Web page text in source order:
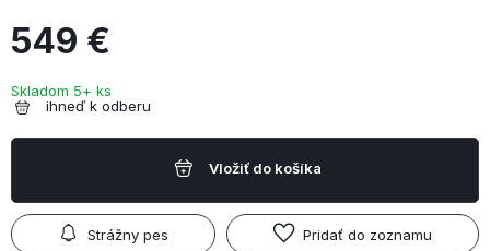
549 €
Skladom 5+ ks
ihneď k odberu
Vložiť do košíka
Strážny pes Pridať do zoznamu